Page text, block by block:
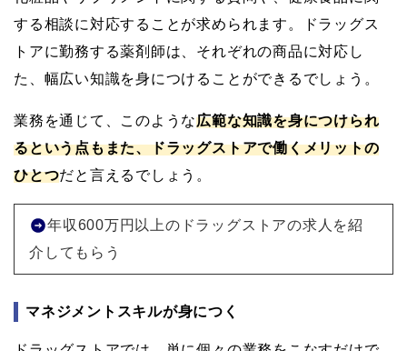
する相談に対応することが求められます。ドラッグス
トアに勤務する薬剤師は、それぞれの商品に対応し
た、幅広い知識を身につけることができるでしょう。
業務を通じて、このような広範な知識を身につけられ
るという点もまた、ドラッグストアで働くメリットの
ひとつだと言えるでしょう。
年収600万円以上のドラッグストアの求人を紹
介してもらう
マネジメントスキルが身につく